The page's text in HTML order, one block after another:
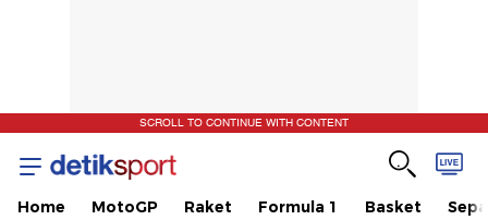
SCROLL TO CONTINUE WITH CONTENT
Home MotoGP Raket Formula 1 Basket